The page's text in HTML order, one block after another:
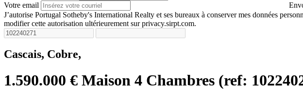
Votre email
J’autorise Portugal Sotheby's International Realty et ses bureaux à conserver mes données
modifier cette autorisation ultérieurement sur privacy.sirpt.com.
Cascais, Cobre,
1.590.000 € Maison 4 Chambres (ref: